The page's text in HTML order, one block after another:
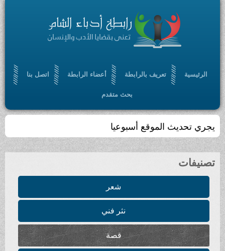
الرئيسية تعريف بالرابطة أعضاء الرابطة اتصل بنا
بحث متقدم
يجري تحديث الموقع أسبوعيا
تصنيفات
شعر
نثر فني
قصة